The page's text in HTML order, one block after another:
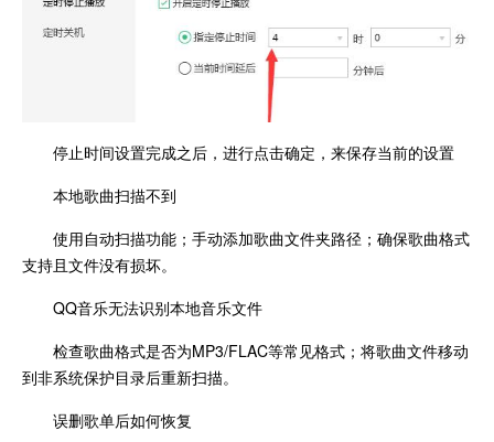
停止时间设置完成之后，进行点击确定，来保存当前的设置
本地歌曲扫描不到
使用自动扫描功能；手动添加歌曲文件夹路径；确保歌曲格式
支持且文件没有损坏。
QQ音乐无法识别本地音乐文件
检查歌曲格式是否为MP3/FLAC等常见格式；将歌曲文件移动
到非系统保护目录后重新扫描。
误删歌单后如何恢复